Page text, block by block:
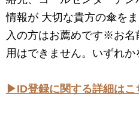
情報が 大切な貴方の傘を
入の方はお薦めです※お名
用はできません。いずれか
▶ID登録に関する詳細はこ